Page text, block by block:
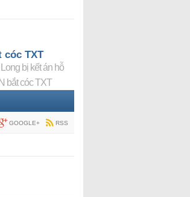
cóc TXT
bị kết án hỗ
bắt cóc TXT
GOOGLE+ RSS